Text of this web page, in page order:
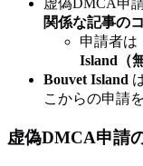
虚偽DMCA申
関係な記事の
申請者は
Island（
Bouvet Island
こからの申請
虚偽DMCA申請